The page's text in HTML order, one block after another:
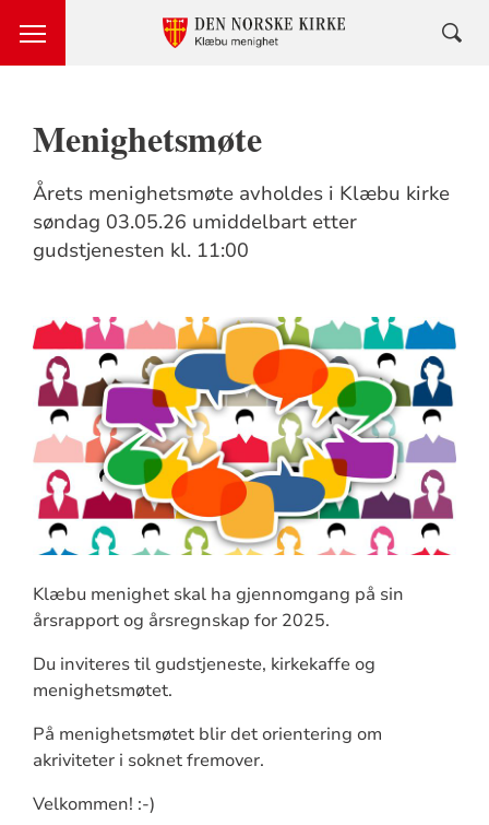
Menighetsmøte
Årets menighetsmøte avholdes i Klæbu kirke
søndag 03.05.26 umiddelbart etter
gudstjenesten kl. 11:00
Klæbu menighet skal ha gjennomgang på sin
årsrapport og årsregnskap for 2025.
Du inviteres til gudstjeneste, kirkekaffe og
menighetsmøtet.
På menighetsmøtet blir det orientering om
akriviteter i soknet fremover.
Velkommen! :-)